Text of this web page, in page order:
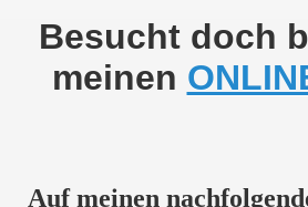
Besucht doch
meinen
Auf meinen